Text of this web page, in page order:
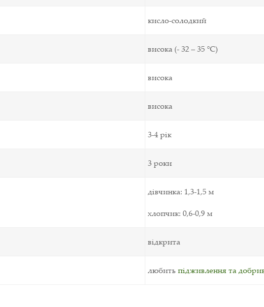
кисло-солодкий
висока (- 32 – 35 °C)
висока
висока
3-4 рік
3 роки
дівчинка: 1,3-1,5 м
хлопчик: 0,6-0,9 м
відкрита
любить підживлення та